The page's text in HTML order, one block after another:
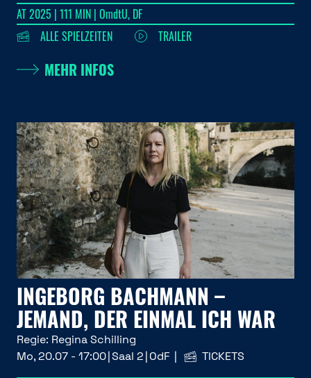
AT 2025 | 111 MIN | OmdtU, DF
ALLE SPIELZEITEN
TRAILER
MEHR INFOS
INGEBORG BACHMANN –
JEMAND, DER EINMAL ICH WAR
Regie: Regina Schilling
Mo, 20.07 - 17:00 Saal 2 OdF TICKETS